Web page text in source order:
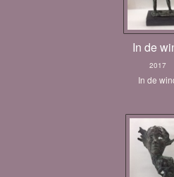
In de
2017
In de